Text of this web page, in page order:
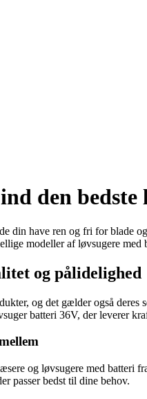
den
din have ren og fri for blade
modeller af løvsugere
og pålidelighed
og det gælder også
batteri 36V, der leverer
og løvsugere med
passer bedst til dine behov.